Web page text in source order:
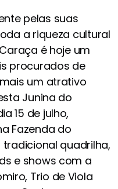
pelas suas
a riqueza cultural
é hoje um
procurados de
um atrativo
Junina do
15 de julho,
Fazenda do
tradicional quadrilha,
e shows com a
Trio de Viola